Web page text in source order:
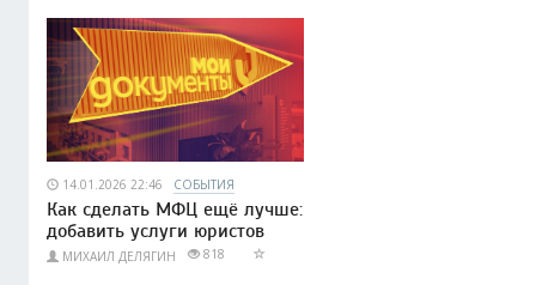
14.01.2026 22:46 СОБЫТИЯ
Как сделать МФЦ ещё лучше:
добавить услуги юристов
МИХАИЛ ДЕЛЯГИН 818